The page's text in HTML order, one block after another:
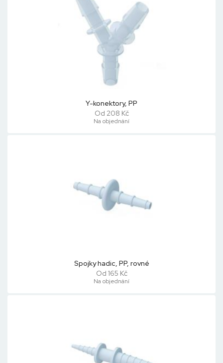
Y-konektory, PP
Od 208 Kč
Na objednání
Spojky hadic, PP, rovné
Od 165 Kč
Na objednání